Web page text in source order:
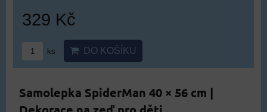
329 Kč
ks DO KOŠÍKU
Samolepka SpiderMan 40 × 56 cm |